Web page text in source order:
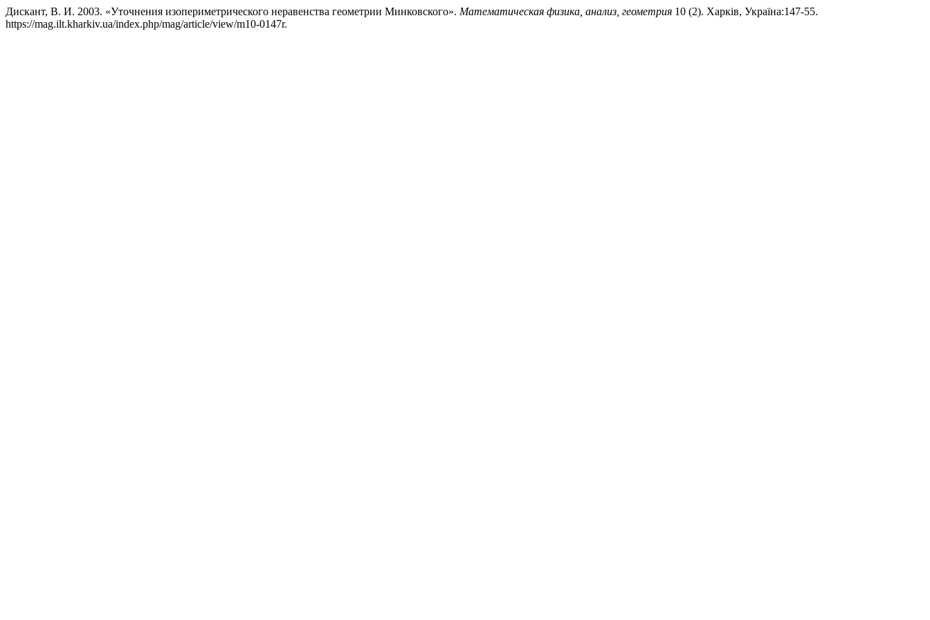
Дискант, В. И. 2003. «Уточнения изопериметрического неравенства геометрии Минковского». Математическая физика, анализ, геометрия 10 (2). Харків, Україна:147-55.
https://mag.ilt.kharkiv.ua/index.php/mag/article/view/m10-0147r.